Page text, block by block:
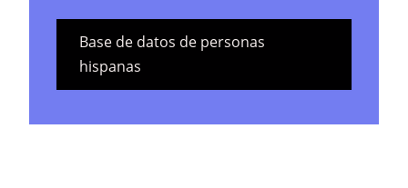
Base de datos de personas
hispanas